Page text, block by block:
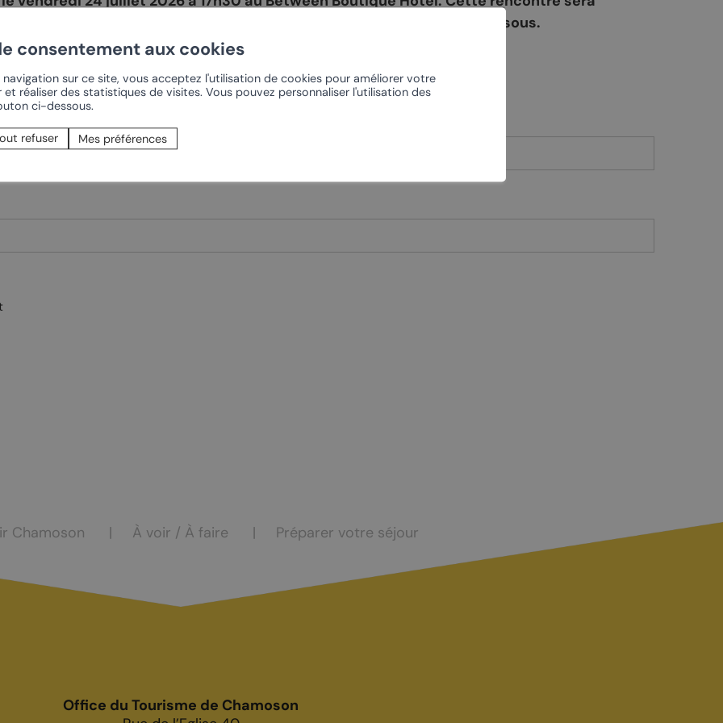
Pierre-de-Clages
Pierre
du Livre
Offres oenotouristiques
Sentier du Cep à la Cime
Rando dans le vignoble
Les Caves
Confrérie du Johannis
À vélo
COMMERCES
sur vos expériences. Réponse souhaitée via le formulaire ci-dessous.
annuelle
Chamoson À voir / À faire Préparer votre séjour
Office du Tourisme de Chamoson
consentement aux cookies
sur ce site, vous acceptez l'utilisation de cookies pour améliorer votre
réaliser des statistiques de visites. Vous pouvez personnaliser l'utilisation des
ci-dessous.
refuser Mes préférences